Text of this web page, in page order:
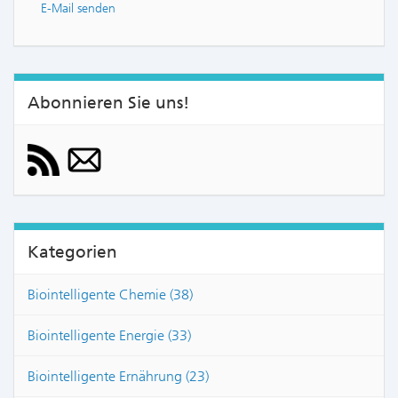
E-Mail senden
Abonnieren Sie uns!
Kategorien
Biointelligente Chemie (38)
Biointelligente Energie (33)
Biointelligente Ernährung (23)